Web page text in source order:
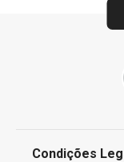
Condições